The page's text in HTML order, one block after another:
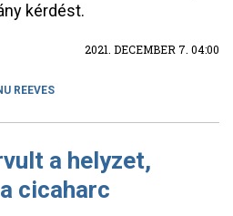
kérdést.
2021. DECEMBER 7. 04:00
REEVES
a helyzet,
cicaharc